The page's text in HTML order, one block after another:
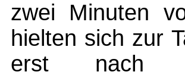
zwei Minuten
hielten sich zur
erst nach